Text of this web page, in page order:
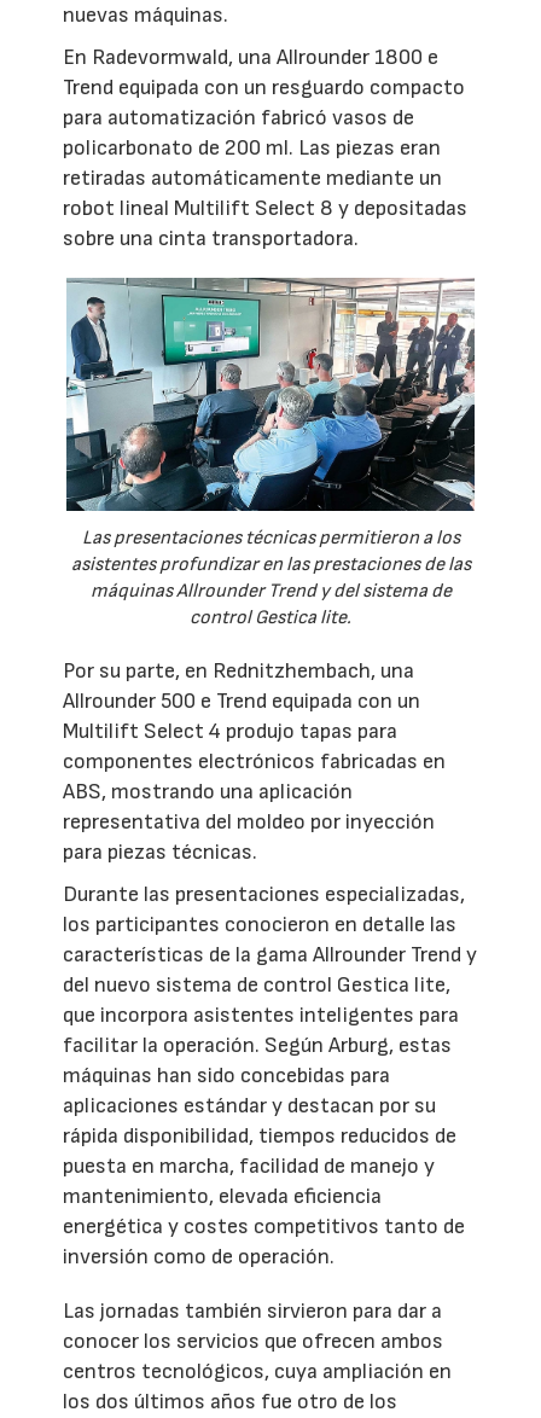
nuevas máquinas.
En Radevormwald, una Allrounder 1800 e
Trend equipada con un resguardo compacto
para automatización fabricó vasos de
policarbonato de 200 ml. Las piezas eran
retiradas automáticamente mediante un
robot lineal Multilift Select 8 y depositadas
sobre una cinta transportadora.
Las presentaciones técnicas permitieron a los
asistentes profundizar en las prestaciones de las
máquinas Allrounder Trend y del sistema de
control Gestica lite.
Por su parte, en Rednitzhembach, una
Allrounder 500 e Trend equipada con un
Multilift Select 4 produjo tapas para
componentes electrónicos fabricadas en
ABS, mostrando una aplicación
representativa del moldeo por inyección
para piezas técnicas.
Durante las presentaciones especializadas,
los participantes conocieron en detalle las
características de la gama Allrounder Trend y
del nuevo sistema de control Gestica lite,
que incorpora asistentes inteligentes para
facilitar la operación. Según Arburg, estas
máquinas han sido concebidas para
aplicaciones estándar y destacan por su
rápida disponibilidad, tiempos reducidos de
puesta en marcha, facilidad de manejo y
mantenimiento, elevada eficiencia
energética y costes competitivos tanto de
inversión como de operación.
Las jornadas también sirvieron para dar a
conocer los servicios que ofrecen ambos
centros tecnológicos, cuya ampliación en
los dos últimos años fue otro de los